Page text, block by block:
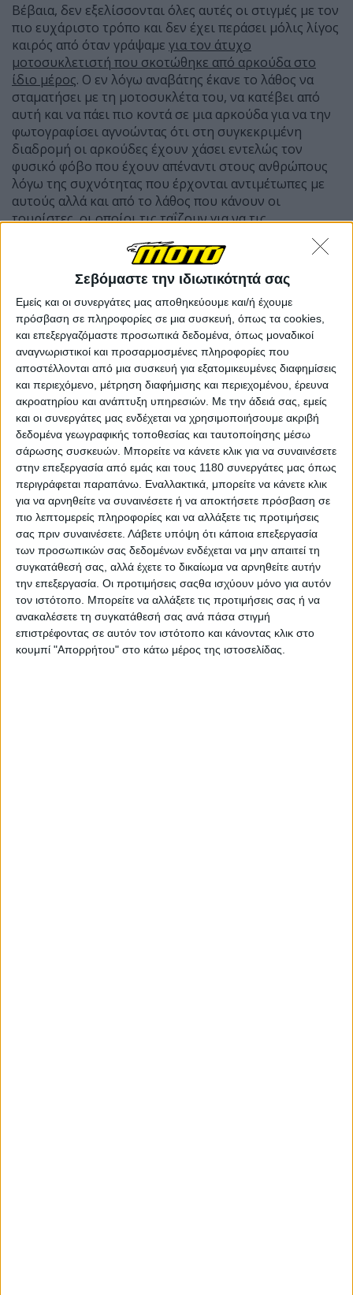
Σεβόμαστε την ιδιωτικότητά σας
Εμείς και οι συνεργάτες μας αποθηκεύουμε και/ή έχουμε
πρόσβαση σε πληροφορίες σε μια συσκευή, όπως τα cookies,
και επεξεργαζόμαστε προσωπικά δεδομένα, όπως μοναδικοί
αναγνωριστικοί και προσαρμοσμένες πληροφορίες που
αποστέλλονται από μια συσκευή για εξατομικευμένες διαφημίσεις
και περιεχόμενο, μέτρηση διαφήμισης και περιεχομένου, έρευνα
ακροατηρίου και ανάπτυξη υπηρεσιών. Με την άδειά σας, εμείς
και οι συνεργάτες μας ενδέχεται να χρησιμοποιήσουμε ακριβή
δεδομένα γεωγραφικής τοποθεσίας και ταυτοποίησης μέσω
σάρωσης συσκευών. Μπορείτε να κάνετε κλικ για να συναινέσετε
στην επεξεργασία από εμάς και τους 1180 συνεργάτες μας όπως
περιγράφεται παραπάνω. Εναλλακτικά, μπορείτε να κάνετε κλικ
για να αρνηθείτε να συναινέσετε ή να αποκτήσετε πρόσβαση σε
πιο λεπτομερείς πληροφορίες και να αλλάξετε τις προτιμήσεις
σας πριν συναινέσετε. Λάβετε υπόψη ότι κάποια επεξεργασία
των προσωπικών σας δεδομένων ενδέχεται να μην απαιτεί τη
συγκατάθεσή σας, αλλά έχετε το δικαίωμα να αρνηθείτε αυτήν
την επεξεργασία. Οι προτιμήσεις σαςθα ισχύουν μόνο για αυτόν
τον ιστότοπο. Μπορείτε να αλλάξετε τις προτιμήσεις σας ή να
ανακαλέσετε τη συγκατάθεσή σας ανά πάσα στιγμή
επιστρέφοντας σε αυτόν τον ιστότοπο και κάνοντας κλικ στο
κουμπί "Απορρήτου" στο κάτω μέρος της ιστοσελίδας.
Βέβαια, δεν εξελίσσονται όλες αυτές οι στιγμές με τον
πιο ευχάριστο τρόπο και δεν έχει περάσει μόλις λίγος
καιρός από όταν γράψαμε για τον άτυχο
μοτοσυκλετιστή που σκοτώθηκε από αρκούδα στο
ίδιο μέρος. Ο εν λόγω αναβάτης έκανε το λάθος να
σταματήσει με τη μοτοσυκλέτα του, να κατέβει από
αυτή και να πάει πιο κοντά σε μια αρκούδα για να την
φωτογραφίσει αγνοώντας ότι στη συγκεκριμένη
διαδρομή οι αρκούδες έχουν χάσει εντελώς τον
φυσικό φόβο που έχουν απέναντι στους ανθρώπους
λόγω της συχνότητας που έρχονται αντιμέτωπες με
αυτούς αλλά και από το λάθος που κάνουν οι
τουρίστες, οι οποίοι τις ταΐζουν για να τις
υπολογίζεται ότι ο πληθυσμός τους φτάνει τις 13.000.